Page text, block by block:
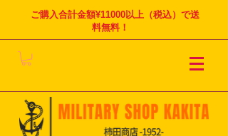
ご購入合計金額¥11000以上（税込）で送
料無料！